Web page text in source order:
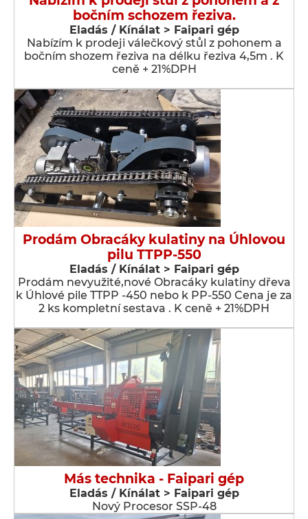
bočním schozem řeziva.
Eladás / Kínálat > Faipari gép
Nabízím k prodeji válečkový stůl z pohonem a
bočním shozem řeziva na délku řeziva 4,5m . K
ceně + 21%DPH
Prodám Obracáky kulatiny na Úhlovou
pilu TTPP-550
Eladás / Kínálat > Faipari gép
Prodám nevyužité,nové Obracáky kulatiny dřeva
k Úhlové pile TTPP -450 nebo k PP-550 Cena je za
2 ks kompletní sestava . K ceně + 21%DPH
Más technika - Faipari gép
Eladás / Kínálat > Faipari gép
Nový Procesor SSP-48